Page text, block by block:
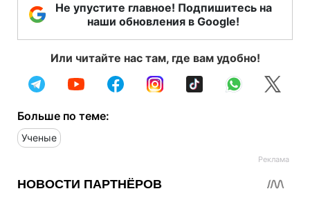
Не упустите главное! Подпишитесь на
наши обновления в Google!
Или читайте нас там, где вам удобно!
Больше по теме:
Ученые